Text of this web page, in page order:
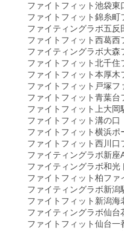
ファイトフィット池袋東
ファイトフィット錦糸町
ファイティングラボ五反
ファイトフィット西葛西
ファイティングラボ大森
ファイトフィット北千住
ファイトフィット本厚木
ファイトフィット戸塚フ
ファイトフィット青葉台
ファイトフィット上大岡
ファイトフィット溝の口
ファイトフィット横浜ポ
ファイトフィット西川口
ファイティングラボ新座
ファイティングラボ和光
ファイトフィット柏ファ
ファイティングラボ新潟
ファイトフィット新潟海
ファイティングラボ仙台
ファイトフィット仙台一